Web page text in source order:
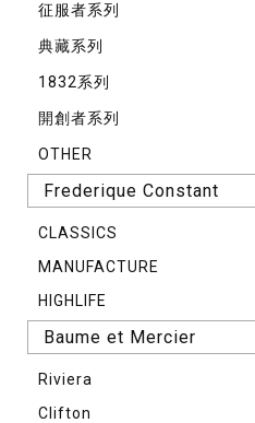
征服者系列
典藏系列
1832系列
開創者系列
OTHER
Frederique Constant
CLASSICS
MANUFACTURE
HIGHLIFE
Baume et Mercier
Riviera
Clifton